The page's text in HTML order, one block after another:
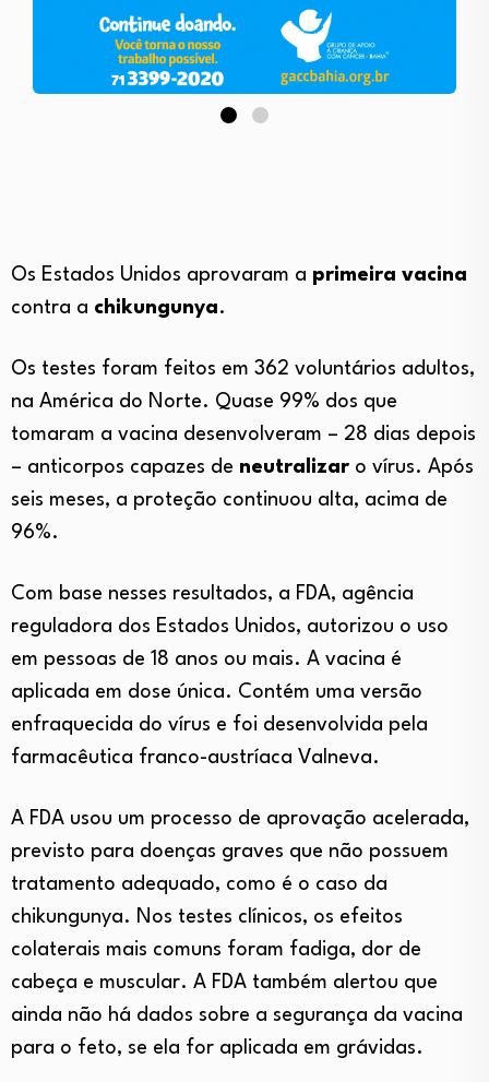
Os Estados Unidos aprovaram a primeira vacina
contra a chikungunya.
Os testes foram feitos em 362 voluntários adultos,
na América do Norte. Quase 99% dos que
tomaram a vacina desenvolveram – 28 dias depois
– anticorpos capazes de neutralizar o vírus. Após
seis meses, a proteção continuou alta, acima de
96%.
Com base nesses resultados, a FDA, agência
reguladora dos Estados Unidos, autorizou o uso
em pessoas de 18 anos ou mais. A vacina é
aplicada em dose única. Contém uma versão
enfraquecida do vírus e foi desenvolvida pela
farmacêutica franco-austríaca Valneva.
A FDA usou um processo de aprovação acelerada,
previsto para doenças graves que não possuem
tratamento adequado, como é o caso da
chikungunya. Nos testes clínicos, os efeitos
colaterais mais comuns foram fadiga, dor de
cabeça e muscular. A FDA também alertou que
ainda não há dados sobre a segurança da vacina
para o feto, se ela for aplicada em grávidas.